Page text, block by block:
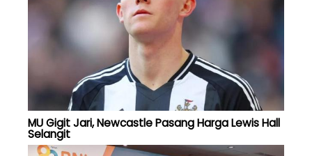
MU Gigit Jari, Newcastle Pasang Harga Lewis Hall
Selangit